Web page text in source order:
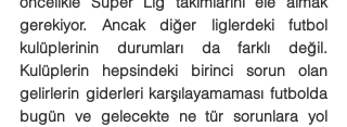
gerekiyor. Ancak diğer liglerdeki futbol
kulüplerinin durumları da farklı değil.
Kulüplerin hepsindeki birinci sorun olan
gelirlerin giderleri karşılayamaması futbolda
bugün ve gelecekte ne tür sorunlara yol